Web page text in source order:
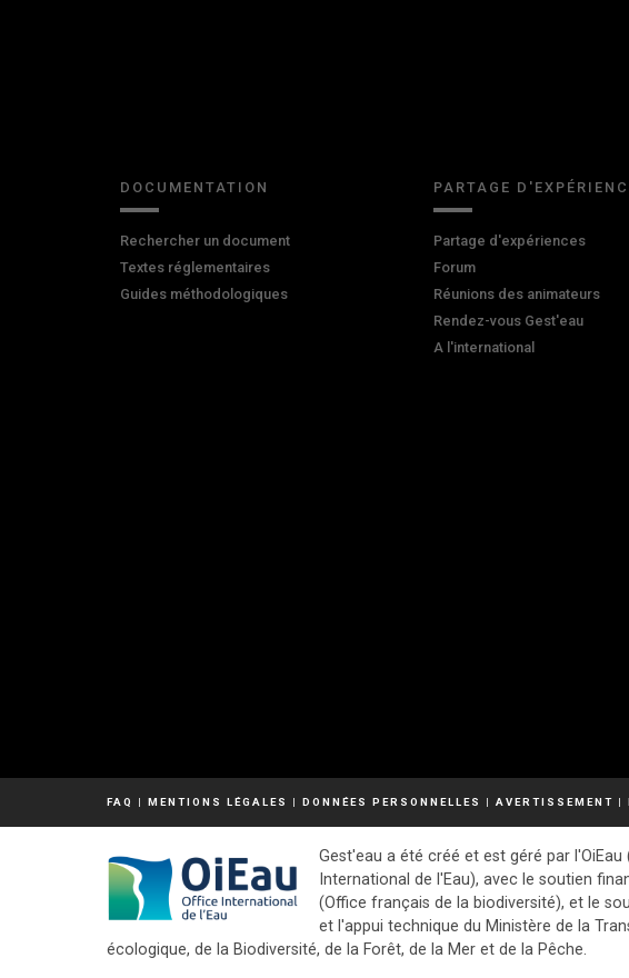
DOCUMENTATION
Rechercher un document
Textes réglementaires
Guides méthodologiques
PARTAGE
Partage d'expériences
Forum
Réunions des animateurs
Rendez-vous Gest'eau
A l'international
FAQ | MENTIONS LÉGALES | DONNÉES PERSONNELLES | AVERTISSEMENT |
Gest'eau a été créé et est géré par l'OiEau
International de l'Eau), avec le soutien
(Office français de la biodiversité), et le
et l'appui technique du Ministère de la
écologique, de la Biodiversité, de la Forêt, de la Mer et de la Pêche.